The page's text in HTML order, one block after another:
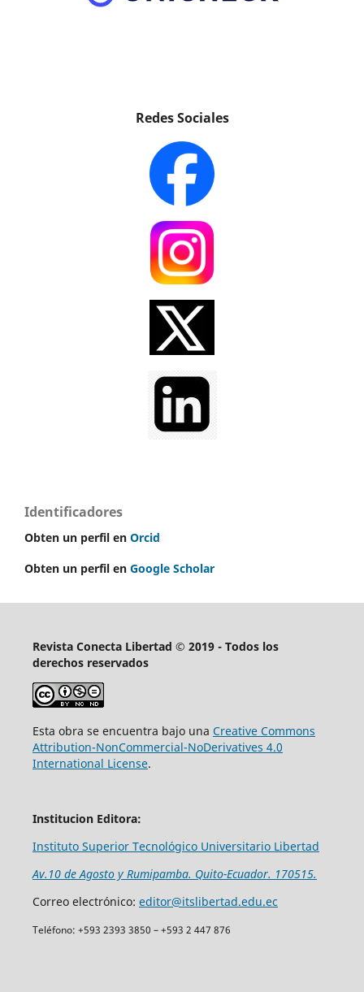
Redes Sociales
Identificadores
Obten un perfil en Orcid
Obten un perfil en Google Scholar
Revista Conecta Libertad © 2019 - Todos los
derechos reservados
Esta obra se encuentra bajo una Creative Commons
Attribution-NonCommercial-NoDerivatives 4.0
International License.
Institucion Editora:
Instituto Superior Tecnológico Universitario Libertad
Av.10 de Agosto y Rumipamba. Quito-Ecuador. 170515.
Correo electrónico: editor@itslibertad.edu.ec
Teléfono: +593 2393 3850 – +593 2 447 876